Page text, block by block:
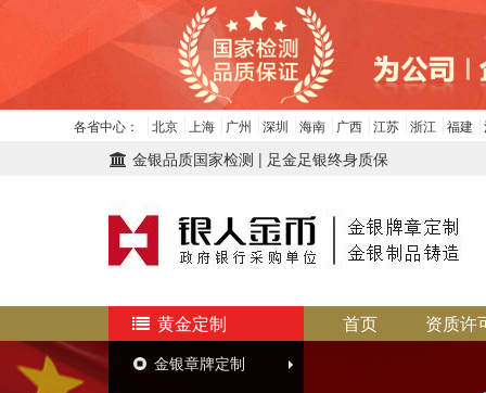
各省中心： 北京 上海 广州 深圳 海南 广西 江苏 浙江 福建
金银品质国家检测 | 足金足银终身质保
黄金定制
金银章牌定制
首页 资质许